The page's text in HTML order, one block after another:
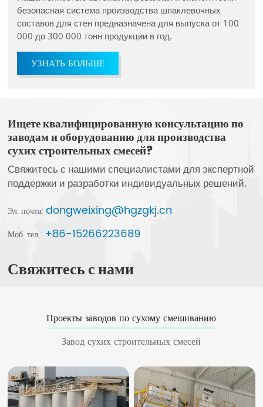
безопасная система производства шпаклевочных
составов для стен предназначена для выпуска от 100
000 до 300 000 тонн продукции в год.
УЗНАТЬ БОЛЬШЕ
Ищете квалифицированную консультацию по
заводам и оборудованию для производства
сухих строительных смесей?
Свяжитесь с нашими специалистами для экспертной
поддержки и разработки индивидуальных решений.
Эл. почта:dongweixing@hgzgkj.cn
Моб. тел.: +86-15266223689
Свяжитесь с нами
Проекты заводов по сухому смешиванию
Завод сухих строительных смесей